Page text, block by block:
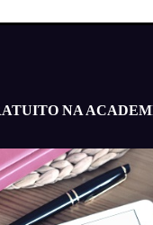
NA